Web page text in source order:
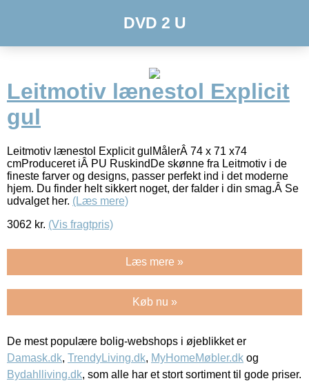
DVD 2 U
Leitmotiv lænestol Explicit
gul
Leitmotiv lænestol Explicit gulMålerÂ 74 x 71 x74
cmProduceret iÂ PU RuskindDe skønne fra Leitmotiv i de
fineste farver og designs, passer perfekt ind i det moderne
hjem. Du finder helt sikkert noget, der falder i din smag.Â Se
udvalget her. (Læs mere)
3062 kr. (Vis fragtpris)
Læs mere »
Køb nu »
De mest populære bolig-webshops i øjeblikket er
Damask.dk, TrendyLiving.dk, MyHomeMøbler.dk og
Bydahlliving.dk, som alle har et stort sortiment til gode priser.